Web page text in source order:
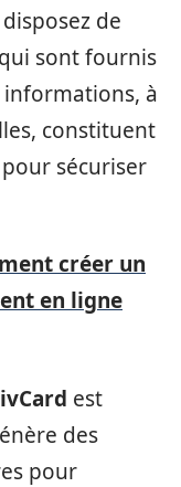
de
sont fournis
informations, à
constituent
sécuriser
créer un
en ligne
est
des
pour